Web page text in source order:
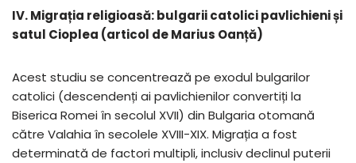
IV. Migrația religioasă: bulgarii catolici pavlichieni și
satul Cioplea (articol de Marius Oanță)
Acest studiu se concentrează pe exodul bulgarilor
catolici (descendenți ai pavlichienilor convertiți la
Biserica Romei în secolul XVII) din Bulgaria otomană
către Valahia în secolele XVIII-XIX. Migrația a fost
determinată de factori multipli, inclusiv declinul puterii